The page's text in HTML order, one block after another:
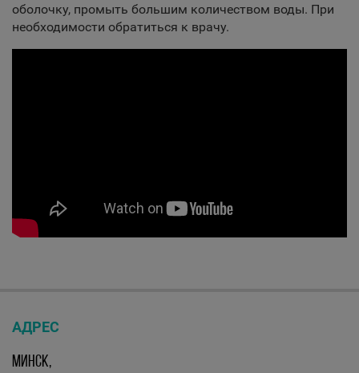
оболочку, промыть большим количеством воды. При
необходимости обратиться к врачу.
АДРЕС
МИНСК,